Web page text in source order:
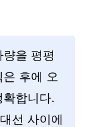
을 평평
후에 오
합니다.
선 사이에